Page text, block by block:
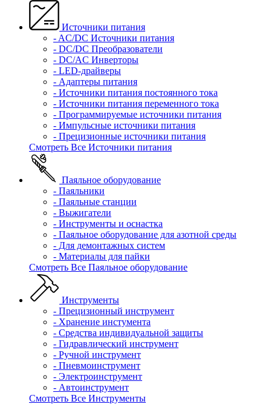
Источники питания
- AC/DC Источники питания
- DC/DC Преобразователи
- DC/AC Инверторы
- LED-драйверы
- Адаптеры питания
- Источники питания постоянного тока
- Источники питания переменного тока
- Программируемые источники питания
- Импульсные источники питания
- Прецизионные источники питания
Смотреть Все Источники питания
Паяльное оборудование
- Паяльники
- Паяльные станции
- Выжигатели
- Инструменты и оснастка
- Паяльное оборудование для азотной среды
- Для демонтажных систем
- Материалы для пайки
Смотреть Все Паяльное оборудование
Инструменты
- Прецизионный инструмент
- Хранение инстумента
- Средства индивидуальной защиты
- Гидравлический инструмент
- Ручной инструмент
- Пневмоинструмент
- Электроинструмент
- Автоинструмент
Смотреть Все Инструменты